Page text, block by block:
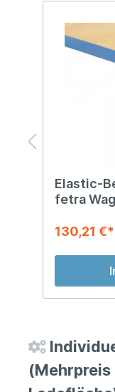
Elastic-
fetra
130,21 €*